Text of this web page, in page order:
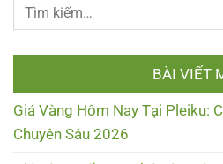
BÀI VIẾT
Giá Vàng Hôm Nay Tại Pleiku:
Chuyên Sâu 2026